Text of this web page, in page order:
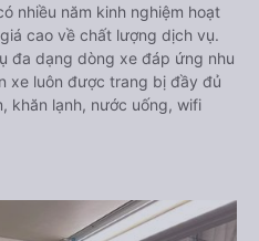
nhiều năm kinh nghiệm hoạt
cao về chất lượng dịch vụ.
đa dạng dòng xe đáp ứng nhu
xe luôn được trang bị đầy đủ
khăn lạnh, nước uống, wifi